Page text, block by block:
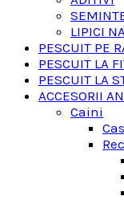
LIPICI
PESCUIT PE
PESCUIT LA
PESCUIT LA
ACCESORII
Caini